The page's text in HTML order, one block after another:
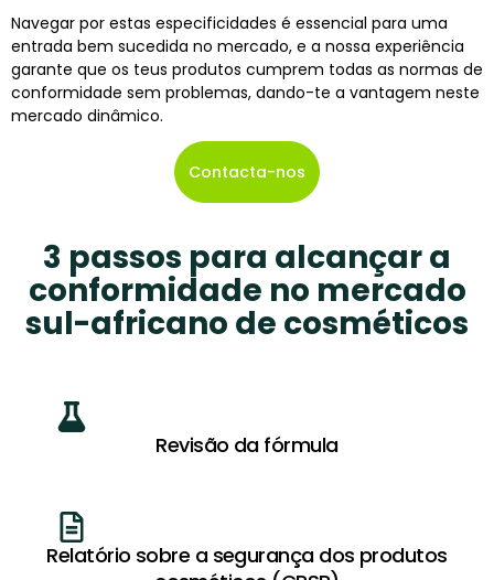
Navegar por estas especificidades é essencial para uma
entrada bem sucedida no mercado, e a nossa experiência
garante que os teus produtos cumprem todas as normas de
conformidade sem problemas, dando-te a vantagem neste
mercado dinâmico.
Contacta-nos
3 passos para alcançar a
conformidade no mercado
sul-africano de cosméticos
Revisão da fórmula
Relatório sobre a segurança dos produtos